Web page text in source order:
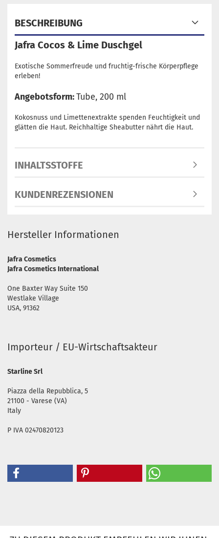
BESCHREIBUNG
Jafra Cocos & Lime Duschgel
Exotische Sommerfreude und fruchtig-frische Körperpflege
erleben!
Angebotsform:Tube, 200 ml
Kokosnuss und Limettenextrakte spenden Feuchtigkeit und
glätten die Haut. Reichhaltige Sheabutter nährt die Haut.
INHALTSSTOFFE
KUNDENREZENSIONEN
Hersteller Informationen
Jafra Cosmetics
Jafra Cosmetics International
One Baxter Way Suite 150
Westlake Village
USA, 91362
Importeur / EU-Wirtschaftsakteur
Starline Srl
Piazza della Repubblica, 5
21100 - Varese (VA)
Italy
P IVA 02470820123